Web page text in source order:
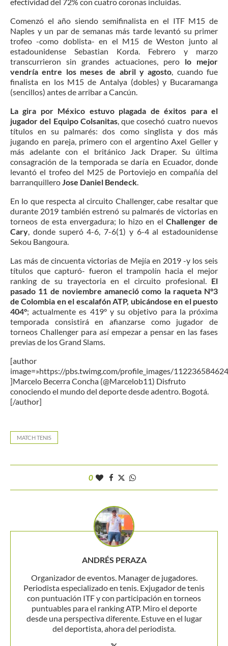
efectividad del 72% con cuatro coronas incluidas.
Comenzó el año siendo semifinalista en el ITF M15 de
Naples y un par de semanas más tarde levantó su primer
trofeo -como doblista- en el M15 de Weston junto al
estadounidense Sebastian Korda. Febrero y marzo
transcurrieron sin grandes actuaciones, pero lo mejor
vendría entre los meses de abril y agosto, cuando fue
finalista en los M15 de Antalya (dobles) y Bucaramanga
(sencillos) antes de arribar a Cancún.
La gira por México estuvo plagada de éxitos para el
jugador del Equipo Colsanitas, que cosechó cuatro nuevos
títulos en su palmarés: dos como singlista y dos más
jugando en pareja, primero con el argentino Axel Geller y
más adelante con el británico Jack Draper. Su última
consagración de la temporada se daría en Ecuador, donde
levantó el trofeo del M25 de Portoviejo en compañía del
barranquilleroJose Daniel Bendeck.
En lo que respecta al circuito Challenger, cabe resaltar que
durante 2019 también estrenó su palmarés de victorias en
torneos de esta envergadura; lo hizo en elChallenger de
Cary, donde superó 4-6, 7-6(1) y 6-4 al estadounidense
Sekou Bangoura.
Las más de cincuenta victorias de Mejía en 2019 -y los seis
títulos que capturó- fueron el trampolín hacia el mejor
ranking de su trayectoria en el circuito profesional. El
pasado 11 de noviembre amaneció como la raqueta N°3
de Colombia en el escalafón ATP, ubicándose en el puesto
404°; actualmente es 419° y su objetivo para la próxima
temporada consistirá en afianzarse como jugador de
torneos Challenger para así empezar a pensar en las fases
previas de los Grand Slams.
[author
image=»https://pbs.twimg.com/profile_images/
]Marcelo Becerra Concha (@Marcelob11) Disfruto
conociendo el mundo del deporte desde adentro. Bogotá.
[/author]
MATCH TENIS
0
ANDRÉS PERAZA
Organizador de eventos. Manager de jugadores.
Periodista especializado en tenis. Exjugador de tenis
con puntuación ITF y con participación en torneos
puntuables para el ranking ATP. Miro el deporte
desde una perspectiva diferente. Estuve en el lugar
del deportista, ahora del periodista.